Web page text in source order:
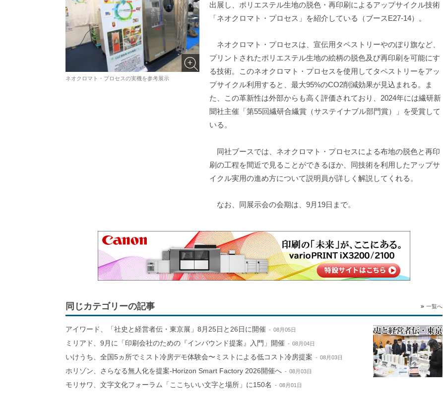
ネオクロマト・プロセスの実機を参考展示
出展し、ポリエステル生地の脱色・再印刷によるアップサイクル技術
「ネオクロマト・プロセス」を紹介している（ブースE27-14）。
ネオクロマト・プロセスは、宣伝用タペストリーやのぼり旗など、
プリントされたポリエステル生地の絵柄の脱色及び再印刷を可能にす
る技術。このネオクロマト・プロセスを使用してタペストリーをアッ
プサイクル利用すると、最大95%のCO2削減効果が見込まれる。ま
た、この革新性は外部からも高く評価されており、2024年には繊研新
聞社主催「第55回繊研合繊賞（サステイナブル部門賞）」を受賞して
いる。
同社ブースでは、ネオクロマト・プロセスによる布地の脱色と再印
刷の工程を間近で見ることができるほか、同技術を利用したアップサ
イクル実用の進め方について説明員が詳しく解説してくれる。
なお、同展示会の会期は、9月19日まで。
同じカテゴリーの記事 一覧へ
アイワード、「社史と経営者伝・東京展」8月25日と26日に開催 08月05日
ミリアド、9月に「印刷会社のための『インバウンド提案』入門」開催 08月04日
いけうち、全国5ヵ所でミスト冷房デモ体験会〜ミストによる低コスト冷房提案 08月03日
ホリゾン、さらなる無人化を提案-Horizon Smart Factory 2026開催へ 08月03日
モリサワ、文字文化フォーラム「ここちいい文字と場所」に150名 08月01日